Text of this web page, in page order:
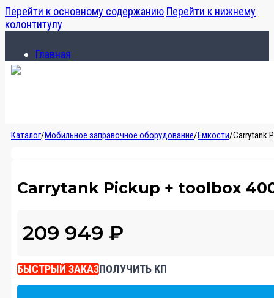
Перейти к основному содержанию Перейти к нижнему
колонтитулу
Главная
Каталог
Каталог/Мобильное заправочное оборудование/Емкости/Carrytank
Carrytank Pickup + toolbox
209 949 ₽
БЫСТРЫЙ ЗАКАЗПОЛУЧИТЬ КП